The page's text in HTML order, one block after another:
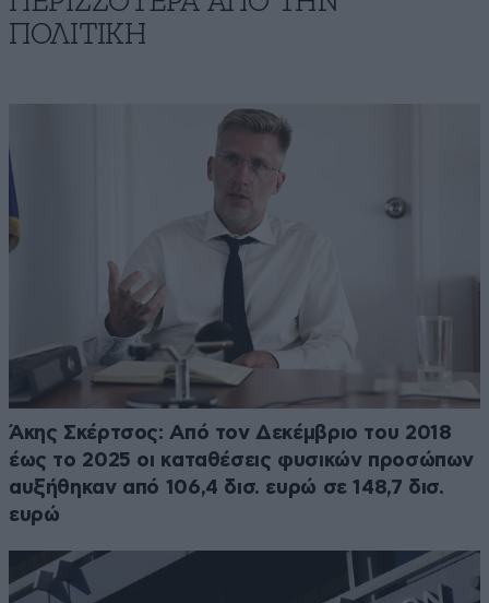
ΠΟΛΙΤΙΚΗ
Άκης Σκέρτσος: Από τον Δεκέμβριο του 2018
έως το 2025 οι καταθέσεις φυσικών προσώπων
αυξήθηκαν από 106,4 δισ. ευρώ σε 148,7 δισ.
ευρώ